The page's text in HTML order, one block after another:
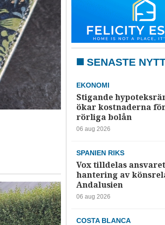
SENASTE
EKONOMI
Stigande
ökar kostnaderna
rörliga bolån
06 aug 2026
SPANIEN RIKS
Vox tilldelas
hantering av
Andalusien
06 aug 2026
COSTA BLANCA